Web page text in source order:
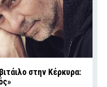
στην Κέρκυρα: